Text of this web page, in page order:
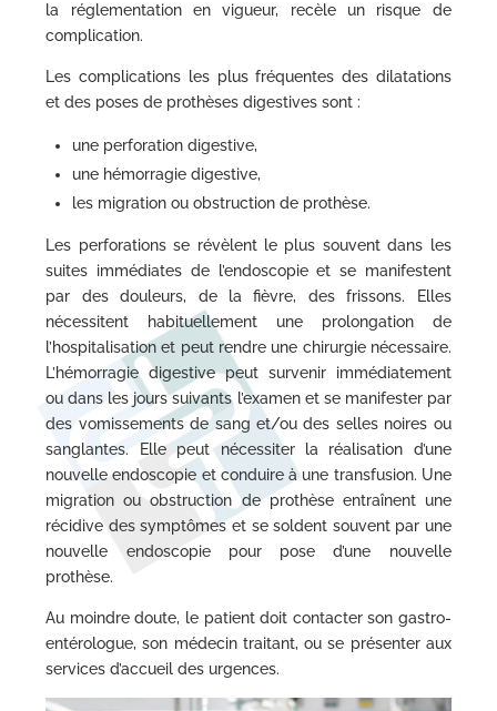
la réglementation en vigueur, recèle un risque de
complication.
Les complications les plus fréquentes des dilatations
et des poses de prothèses digestives sont :
une perforation digestive,
une hémorragie digestive,
les migration ou obstruction de prothèse.
Les perforations se révèlent le plus souvent dans les
suites immédiates de l’endoscopie et se manifestent
par des douleurs, de la fièvre, des frissons. Elles
nécessitent habituellement une prolongation de
l’hospitalisation et peut rendre une chirurgie nécessaire.
L’hémorragie digestive peut survenir immédiatement
ou dans les jours suivants l’examen et se manifester par
des vomissements de sang et/ou des selles noires ou
sanglantes. Elle peut nécessiter la réalisation d’une
nouvelle endoscopie et conduire à une transfusion. Une
migration ou obstruction de prothèse entraînent une
récidive des symptômes et se soldent souvent par une
nouvelle endoscopie pour pose d’une nouvelle
prothèse.
Au moindre doute, le patient doit contacter son gastro-
entérologue, son médecin traitant, ou se présenter aux
services d’accueil des urgences.